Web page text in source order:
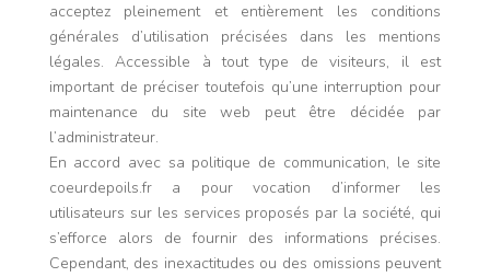
acceptez pleinement et entièrement les conditions
générales d’utilisation précisées dans les mentions
légales. Accessible à tout type de visiteurs, il est
important de préciser toutefois qu’une interruption pour
maintenance du site web peut être décidée par
l’administrateur.
En accord avec sa politique de communication, le site
coeurdepoils.fr a pour vocation d’informer les
utilisateurs sur les services proposés par la société, qui
s’efforce alors de fournir des informations précises.
Cependant, des inexactitudes ou des omissions peuvent